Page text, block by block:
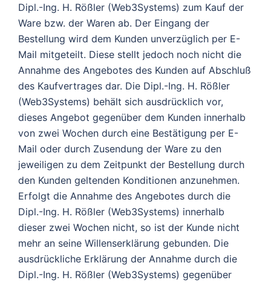
Dipl.-Ing. H. Rößler (Web3Systems) zum Kauf der
Ware bzw. der Waren ab. Der Eingang der
Bestellung wird dem Kunden unverzüglich per E-
Mail mitgeteilt. Diese stellt jedoch noch nicht die
Annahme des Angebotes des Kunden auf Abschluß
des Kaufvertrages dar. Die Dipl.-Ing. H. Rößler
(Web3Systems) behält sich ausdrücklich vor,
dieses Angebot gegenüber dem Kunden innerhalb
von zwei Wochen durch eine Bestätigung per E-
Mail oder durch Zusendung der Ware zu den
jeweiligen zu dem Zeitpunkt der Bestellung durch
den Kunden geltenden Konditionen anzunehmen.
Erfolgt die Annahme des Angebotes durch die
Dipl.-Ing. H. Rößler (Web3Systems) innerhalb
dieser zwei Wochen nicht, so ist der Kunde nicht
mehr an seine Willenserklärung gebunden. Die
ausdrückliche Erklärung der Annahme durch die
Dipl.-Ing. H. Rößler (Web3Systems) gegenüber